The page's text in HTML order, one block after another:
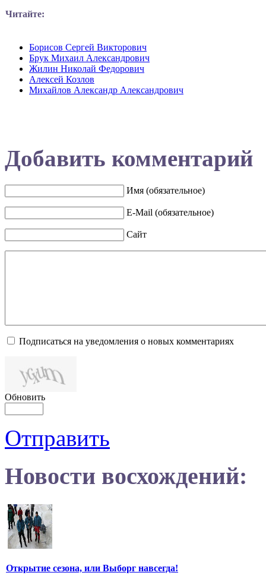
Читайте:
Борисов Сергей Викторович
Брук Михаил Александрович
Жилин Николай Федорович
Алексей Козлов
Михайлов Александр Александрович
Добавить комментарий
Имя (обязательное)
E-Mail (обязательное)
Сайт
Подписаться на уведомления о новых комментариях
Обновить
Отправить
Новости восхождений:
Открытие сезона, или Выборг навсегда!